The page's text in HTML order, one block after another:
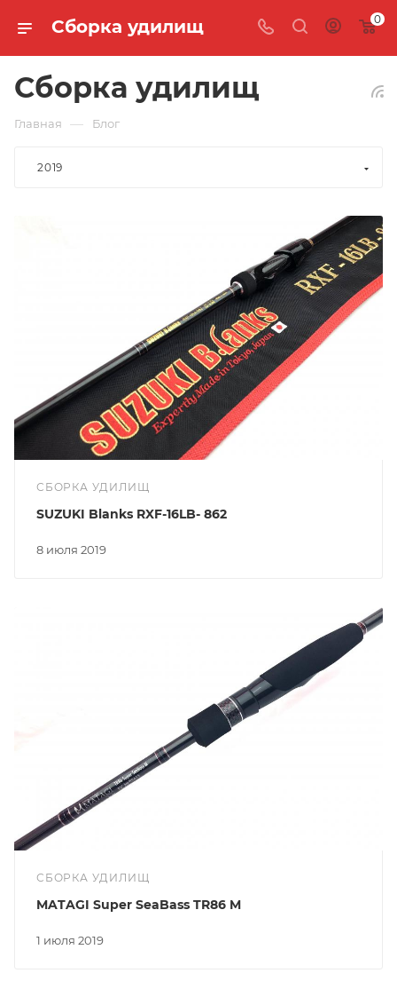
Сборка удилищ 0
Сборка удилищ
Главная — Блог
2019
СБОРКА УДИЛИЩ
8 июля 2019
SUZUKI Blanks RXF-16LB- 862
СБОРКА УДИЛИЩ
1 июля 2019
MATAGI Super SeaBass TR86 M